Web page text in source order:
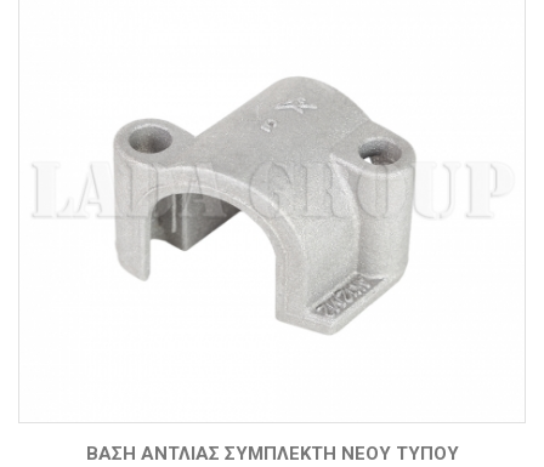
ΒΆΣΗ ΑΝΤΛΊΑΣ ΣΥΜΠΛΈΚΤΗ ΝΈΟΥ ΤΎΠΟΥ